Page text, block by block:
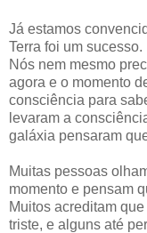
Já estamos
Terra foi um sucesso.
Nós nem mesmo
agora e o momento
consciência para
levaram a
galáxia pensaram
Muitas pessoas
momento e pensam
Muitos acreditam
triste, e alguns até